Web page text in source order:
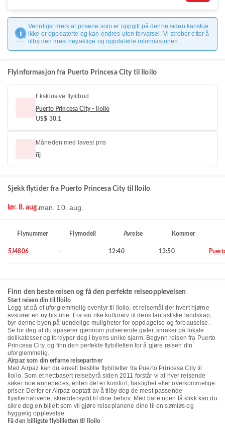
Vennligst merk at prisene som er oppgitt på denne siden kanskje
ikke er oppdaterte og kan endres uten forvarsel. Vi streber etter å
tilby den mest nøyaktige og oppdaterte informasjonen.
Flyinformasjon fra Puerto Princesa City til Iloilo
Eksklusive flytilbud
Puerto Princesa City - Iloilo
US$ 30.1
Måneden med lavest pris
říj
Sjekk flytider fra Puerto Princesa City til Iloilo
lør. 8. aug.man. 10. aug.
Flynummer Flymodell Avreise Kommer
5J4806 - 12:40 13:50
Finn den beste reisen og få den perfekte reiseopplevelsen
Start reisen din til Iloilo
Legg ut på et uforglemmelig eventyr til Iloilo, et reisemål der hvert hjørne
avslører en ny historie. Fra sin rike kulturarv til dens fantastiske landskap,
byr denne byen på uendelige muligheter for oppdagelse og forbauselse.
Se for deg at du spaserer gjennom pulserende gater, smaker på lokale
delikatesser og fordyper deg i byens unike sjarm. Begynn reisen fra Puerto
Princesa City, og finn den perfekte flybilletten for å gjøre reisen din
uforglemmelig.
Airpaz som din erfarne reisepartner
Med Airpaz kan du enkelt bestille flybilletter fra Puerto Princesa City til
Iloilo. Som et nettbasert reisebyrå siden 2011 forstår vi at hver reisende
søker noe annerledes, enten det er komfort, hastighet eller overkommelige
priser. Derfor er Airpaz opptatt av å tilby deg de mest passende
flyalternativene, skreddersydd til dine behov. Med bare noen få klikk kan du
sikre deg en billett som vil gjøre reiseplanene dine til en sømløs og
hyggelig opplevelse.
Få den billigste flybilletten til Iloilo